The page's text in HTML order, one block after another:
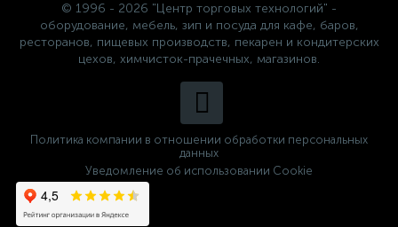
© 1996 - 2026 "Центр торговых технологий" -
оборудование, мебель, зип и посуда для кафе, баров,
ресторанов, пищевых производств, пекарен и кондитерских
цехов, химчисток-прачечных, магазинов.
Политика компании в отношении обработки персональных
данных
Уведомление об использовании Cookie